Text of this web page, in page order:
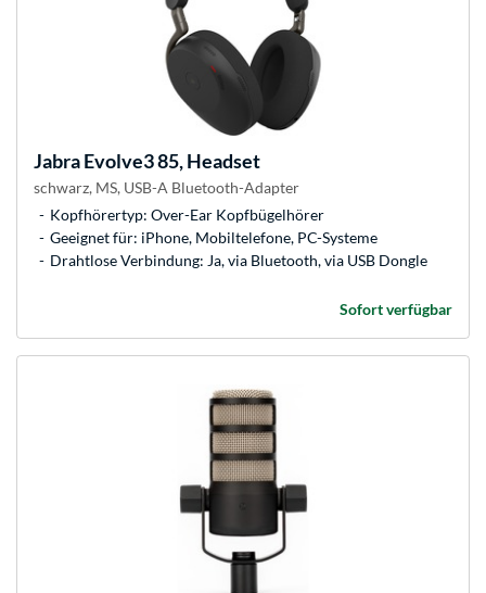
JabraEvolve3 85, Headset
schwarz, MS, USB-A Bluetooth-Adapter
Kopfhörertyp: Over-Ear Kopfbügelhörer
Geeignet für: iPhone, Mobiltelefone, PC-Systeme
Drahtlose Verbindung: Ja, via Bluetooth, via USB Dongle
Sofort verfügbar